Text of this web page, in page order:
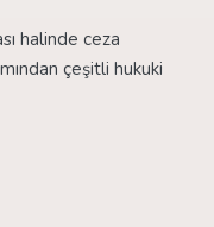
halinde ceza
çeşitli hukuki